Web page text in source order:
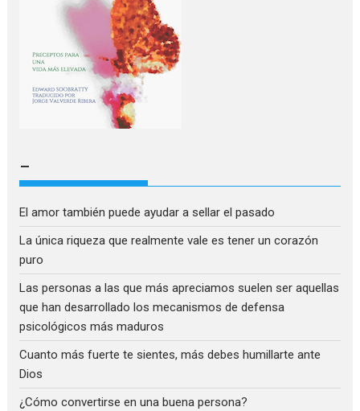
–
El amor también puede ayudar a sellar el pasado
La única riqueza que realmente vale es tener un corazón
puro
Las personas a las que más apreciamos suelen ser aquellas
que han desarrollado los mecanismos de defensa
psicológicos más maduros
Cuanto más fuerte te sientes, más debes humillarte ante
Dios
¿Cómo convertirse en una buena persona?